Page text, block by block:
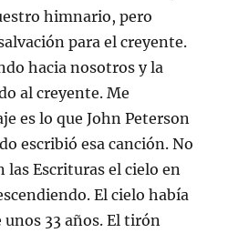
himnario, pero
para el creyente.
hacia nosotros y la
al creyente. Me
es lo que John Peterson
escribió esa canción. No
las Escrituras el cielo en
El cielo había
33 años. El tirón